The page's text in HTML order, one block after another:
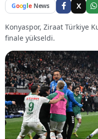
Google News X
Konyaspor, Ziraat Türkiye
finale yükseldi.